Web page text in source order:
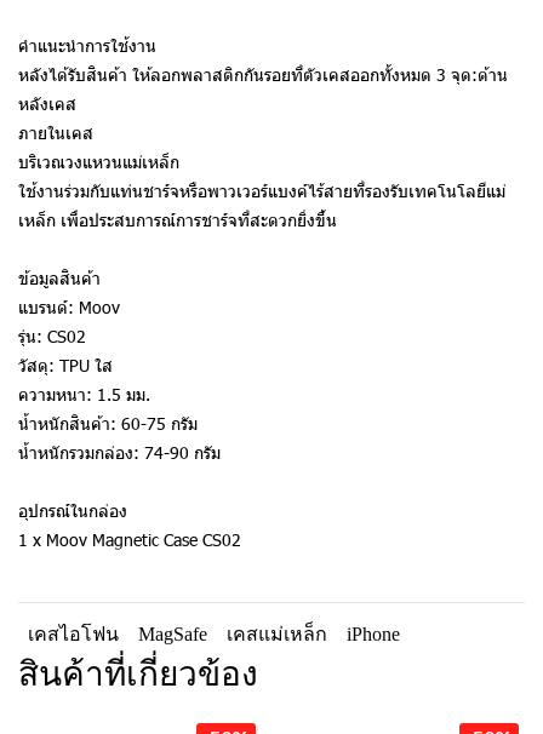
คำแนะนำการใช้งาน
หลังได้รับสินค้า ให้ลอกพลาสติกกันรอยที่ตัวเคสออกทั้งหมด 3 จุด:ด้าน
หลังเคส
ภายในเคส
บริเวณวงแหวนแม่เหล็ก
ใช้งานร่วมกับแท่นชาร์จหรือพาวเวอร์แบงค์ไร้สายที่รองรับเทคโนโลยีแม่
เหล็ก เพื่อประสบการณ์การชาร์จที่สะดวกยิ่งขึ้น
ข้อมูลสินค้า
แบรนด์: Moov
รุ่น: CS02
วัสดุ: TPU ใส
ความหนา: 1.5 มม.
น้ำหนักสินค้า: 60-75 กรัม
น้ำหนักรวมกล่อง: 74-90 กรัม
อุปกรณ์ในกล่อง
1 x Moov Magnetic Case CS02
เคสไอโฟน MagSafe เคสแม่เหล็ก iPhone
สินค้าที่เกี่ยวข้อง